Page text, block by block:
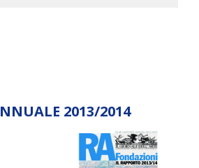
2013/2014